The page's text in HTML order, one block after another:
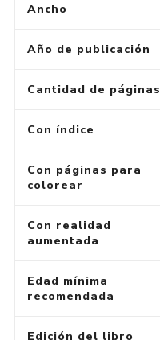
Ancho
Año de publicación
Cantidad de páginas
Con índice
Con páginas para
colorear
Con realidad
aumentada
Edad mínima
recomendada
Edición del libro